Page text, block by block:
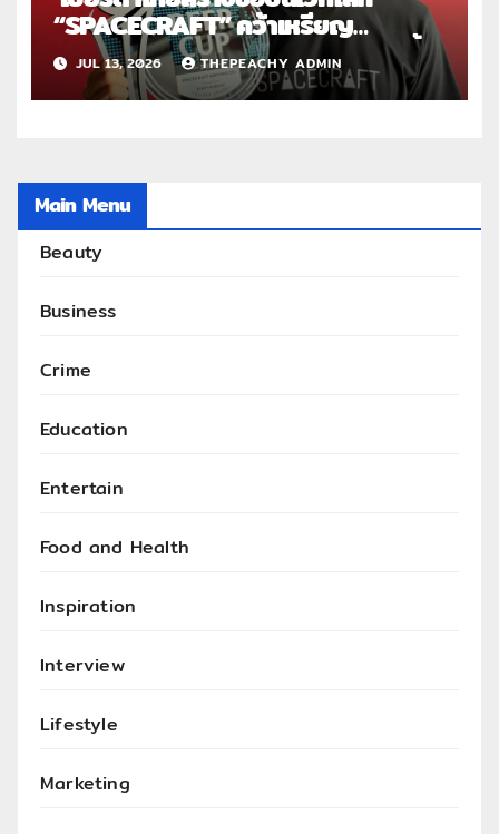
“SPACECRAFT” คว้าเหรียญ
เงิน World Beer Cup 2026 ตอกย้ำ
ศักยภาพผู้ผลิตคราฟต์ไทยในระดับ
สากล
JUL 13, 2026 THEPEACHY ADMIN
Main Menu
Beauty
Business
Crime
Education
Entertain
Food and Health
Inspiration
Interview
Lifestyle
Marketing